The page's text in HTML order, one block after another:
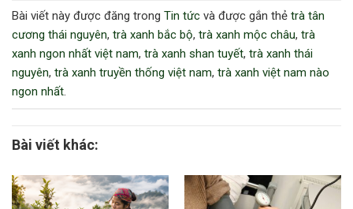
Bài viết này được đăng trong Tin tức và được gắn thẻ trà tân
cương thái nguyên, trà xanh bắc bộ, trà xanh mộc châu, trà
xanh ngon nhất việt nam, trà xanh shan tuyết, trà xanh thái
nguyên, trà xanh truyền thống việt nam, trà xanh việt nam nào
ngon nhất.
Bài viết khác: